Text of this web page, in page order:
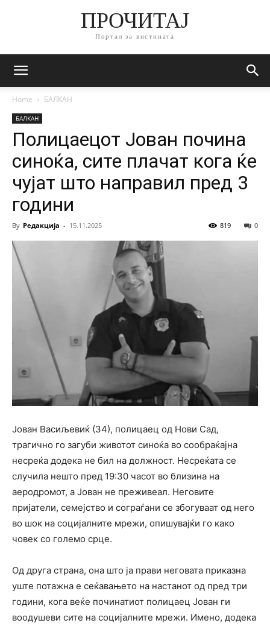
ПРОЧИТАЈ
Портал за вистината
Home БАЛКАН
БАЛКАН
Полицаецот Јован почина
синоќа, сите плачат кога ќе
чујат што направил пред 3
години
By Редакција - 15.11.2025 0
819
Јован Васиљевиќ (34), полицаец од Нови Сад,
трагично го загуби животот синоќа во сообраќајна
несреќа додека не бил на должност. Несреќата се
случила нешто пред 19:30 часот во близина на
аеродромот, а Јован не преживеал. Неговите
пријатели, семејство и сограѓани се збогуваат од него
во шок на социјалните мрежи, опишувајќи го како
човек со големо срце.
Од друга страна, она што ја прави неговата приказна
уште потажна е сеќавањето на настанот од пред три
години, кога веќе починатиот полицаец Јован ги
воодушеви сите на социјалните мрежи. Имено, додека